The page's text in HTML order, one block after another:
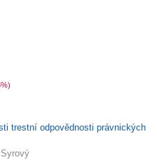
trestní odpovědnosti právnických